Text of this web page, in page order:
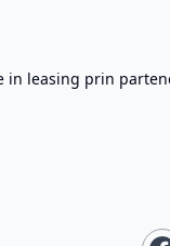
in leasing prin